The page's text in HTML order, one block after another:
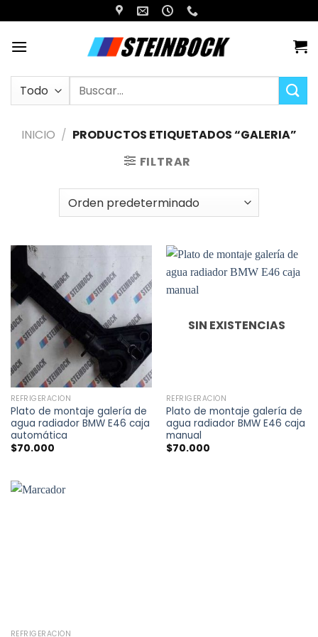
al
contenido
Buscar
INICIO / PRODUCTOS ETIQUETADOS “GALERIA”
FILTRAR
REFRIGERACIÓN
Plato de montaje galería de
agua radiador BMW E46 caja
automática
$70.000
SIN EXISTENCIAS
REFRIGERACIÓN
Plato de montaje galería de
agua radiador BMW E46 caja
manual
$70.000
REFRIGERACIÓN